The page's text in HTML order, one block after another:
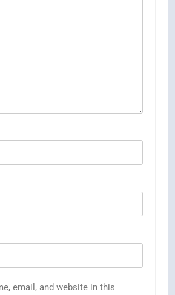
email, and website in this